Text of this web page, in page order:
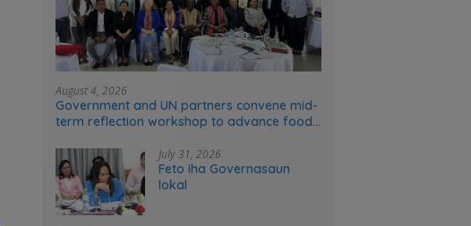
August 4, 2026
Government and UN partners convene mid-
term reflection workshop to advance food
July 31, 2026
Feto iha Governasaun
lokal